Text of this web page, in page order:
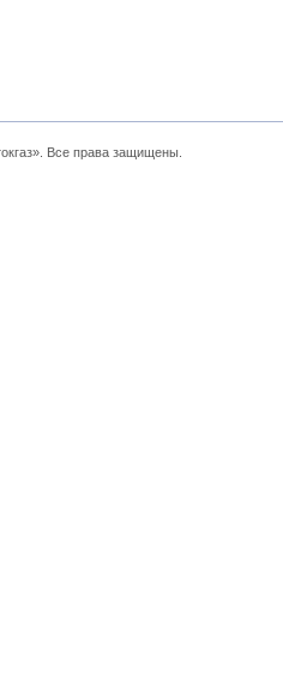
Все права защищены.